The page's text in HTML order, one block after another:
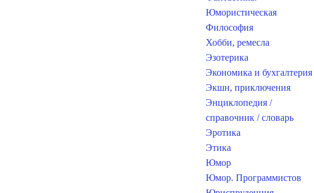
Юмористическая
Философия
Хобби, ремесла
Эзотерика
Экономика и бухгалтерия
Экшн, приключения
Энциклопедия /
справочник / словарь
Эротика
Этика
Юмор
Юмор. Программистов